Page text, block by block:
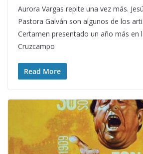
Aurora Vargas repite una vez más.
Pastora Galván son algunos de los
Certamen presentado un año más en
Cruzcampo
Read More